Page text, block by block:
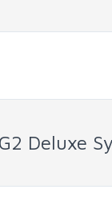
Deluxe